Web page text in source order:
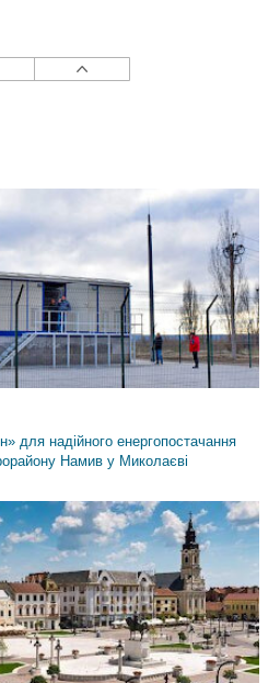
для надійного енергопостачання
Намив у Миколаєві